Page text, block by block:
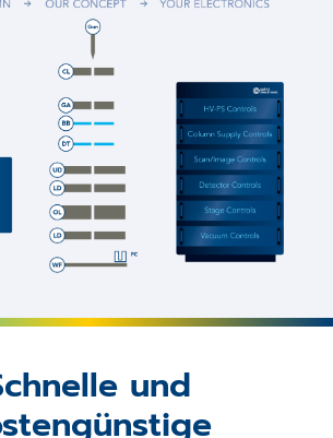
und